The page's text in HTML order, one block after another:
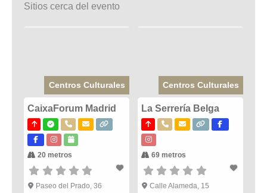
Sitios cerca del evento
Centros Culturales
CaixaForum Madrid
20 metros
Paseo del Prado, 36
Centros Culturales
La Serrería Belga
69 metros
Calle Alameda, 15